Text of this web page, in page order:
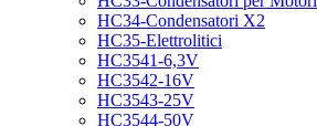
HC34-Condensatori X2
HC35-Elettrolitici
HC3541-6,3V
HC3542-16V
HC3543-25V
HC3544-50V